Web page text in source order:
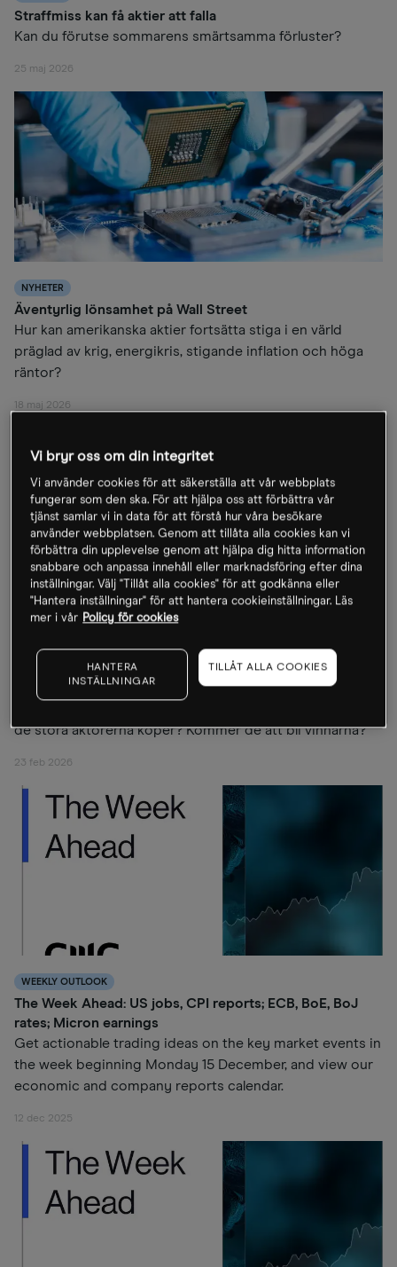
Straffmiss kan få aktier att falla
Kan du förutse sommarens smärtsamma förluster?
25 maj 2026
NYHETER
Äventyrlig lönsamhet på Wall Street
Hur kan amerikanska aktier fortsätta stiga i en värld
präglad av krig, energikris, stigande inflation och höga
räntor?
18 maj 2026
NYHETER
Vinnarna på de gigantiska investeringarna
Investerare är alltmer oroade över de enorma
investeringar som teknikföretagen gör. Hur är det med
de stora aktörerna köper? Kommer de att bli vinnarna?
23 feb 2026
WEEKLY OUTLOOK
The Week Ahead: US jobs, CPI reports; ECB, BoE, BoJ
rates; Micron earnings
Get actionable trading ideas on the key market events in
the week beginning Monday 15 December, and view our
economic and company reports calendar.
12 dec 2025
Vi bryr oss om din integritet
Vi använder cookies för att säkerställa att vår webbplats
fungerar som den ska. För att hjälpa oss att förbättra vår
tjänst samlar vi in data för att förstå hur våra besökare
använder webbplatsen. Genom att tillåta alla cookies kan vi
förbättra din upplevelse genom att hjälpa dig hitta information
snabbare och anpassa innehåll eller marknadsföring efter dina
inställningar. Välj "Tillåt alla cookies" för att godkänna eller
"Hantera inställningar" för att hantera cookieinställningar. Läs
mer i vår Policy för cookies
HANTERA
INSTÄLLNINGAR
TILLÅT ALLA COOKIES